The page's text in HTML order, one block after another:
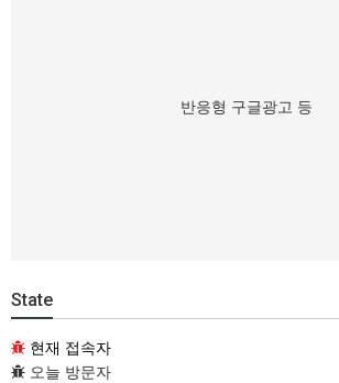
반응형 구글광고 등
State
현재 접속자
오늘 방문자